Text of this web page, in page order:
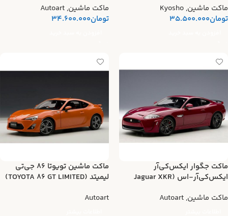
ماکت ماشین,
Kyosho
تومان35.500.000
ماکت ماشین,
Autoart
تومان34.600.000
ماکت جگوار ایکس‌کی‌آر
ایکس‌کی‌آر-اس (Jaguar XKR
ماکت ماشین,
Autoart
ماکت ماشین تویوتا 86 جی‌تی
لیمیتد (TOYOTA 86 GT LIMITED)
Autoart